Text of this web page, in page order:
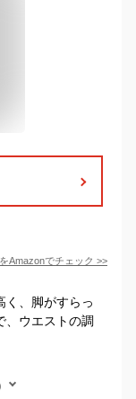
Amazonでチェック >>
く、脚がすらっ
、ウエストの調